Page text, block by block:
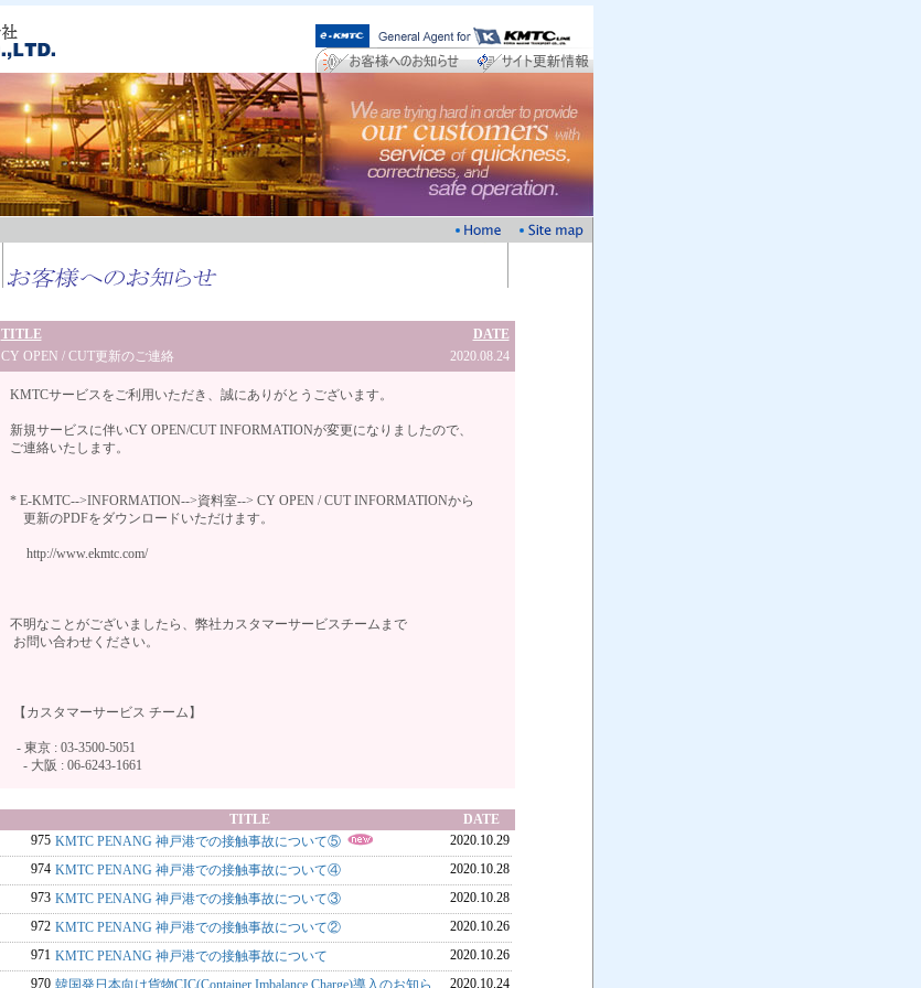
TITLE
DATE
CY OPEN / CUT更新のご連絡
2020.08.24
KMTCサービスをご利用いただき、誠にありがとうございます。
新規サービスに伴いCY OPEN/CUT INFORMATIONが変更になりましたので、
ご連絡いたします。
* E-KMTC-->INFORMATION-->資料室--> CY OPEN / CUT INFORMATIONから
更新のPDFをダウンロードいただけます。
http://www.ekmtc.com/
不明なことがございましたら、弊社カスタマーサービスチームまで
お問い合わせください。
【カスタマーサービス チーム】
- 東京 : 03-3500-5051
- 大阪 : 06-6243-1661
TITLE
DATE
975 KMTC PENANG 神戸港での接触事故について⑤
2020.10.29
974 KMTC PENANG 神戸港での接触事故について④
2020.10.28
973 KMTC PENANG 神戸港での接触事故について③
2020.10.28
972 KMTC PENANG 神戸港での接触事故について②
2020.10.26
971 KMTC PENANG 神戸港での接触事故について
2020.10.26
970 韓国発日本向け貨物CIC(Container Imbalance Charge)導入のお知ら 2020.10.24